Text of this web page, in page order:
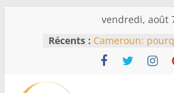
vendredi, août
Récents : Cameroun:
remaniement au
l’armée alors